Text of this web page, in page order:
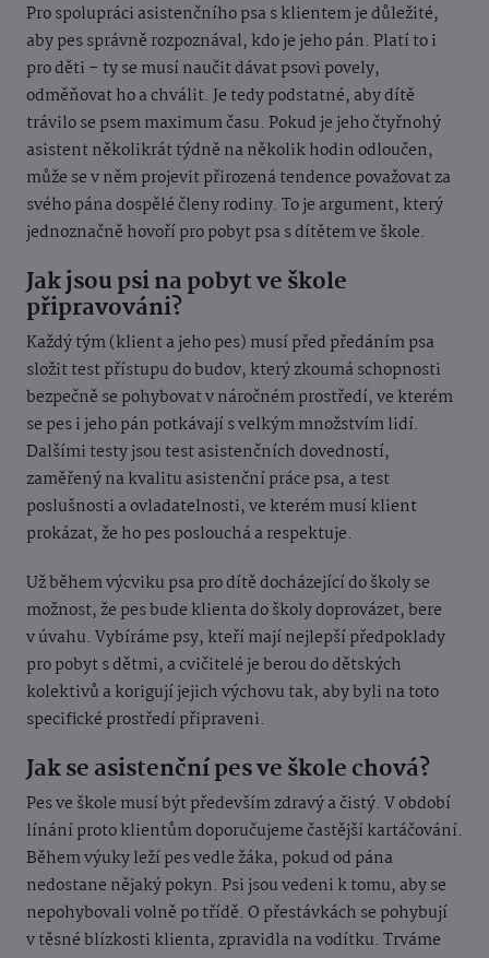
Pro spolupráci asistenčního psa s klientem je důležité,
aby pes správně rozpoznával, kdo je jeho pán. Platí to i
pro děti – ty se musí naučit dávat psovi povely,
odměňovat ho a chválit. Je tedy podstatné, aby dítě
trávilo se psem maximum času. Pokud je jeho čtyřnohý
asistent několikrát týdně na několik hodin odloučen,
může se v něm projevit přirozená tendence považovat za
svého pána dospělé členy rodiny. To je argument, který
jednoznačně hovoří pro pobyt psa s dítětem ve škole.
Jak jsou psi na pobyt ve škole
připravováni?
Každý tým (klient a jeho pes) musí před předáním psa
složit test přístupu do budov, který zkoumá schopnosti
bezpečně se pohybovat v náročném prostředí, ve kterém
se pes i jeho pán potkávají s velkým množstvím lidí.
Dalšími testy jsou test asistenčních dovedností,
zaměřený na kvalitu asistenční práce psa, a test
poslušnosti a ovladatelnosti, ve kterém musí klient
prokázat, že ho pes poslouchá a respektuje.
Už během výcviku psa pro dítě docházející do školy se
možnost, že pes bude klienta do školy doprovázet, bere
v úvahu. Vybíráme psy, kteří mají nejlepší předpoklady
pro pobyt s dětmi, a cvičitelé je berou do dětských
kolektivů a korigují jejich výchovu tak, aby byli na toto
specifické prostředí připraveni.
Jak se asistenční pes ve škole chová?
Pes ve škole musí být především zdravý a čistý. V období
línání proto klientům doporučujeme častější kartáčování.
Během výuky leží pes vedle žáka, pokud od pána
nedostane nějaký pokyn. Psi jsou vedeni k tomu, aby se
nepohybovali volně po třídě. O přestávkách se pohybují
v těsné blízkosti klienta, zpravidla na vodítku. Trváme